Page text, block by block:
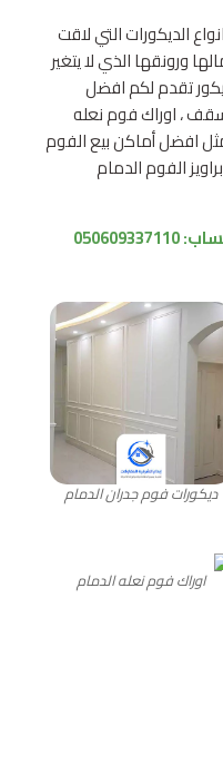
الديكورات التي لاقت
ورونقها الذي لا يتغير
تقدم لكم افضل
، اوراك فوم نعله
افضل أماكن بيع الفوم
الفوم الدمام
050609337110
ديكورات فوم جدران الدمام
اوراك فوم نعله الدمام